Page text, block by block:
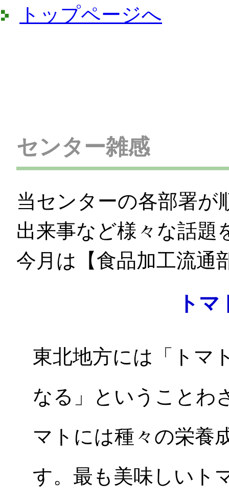
トップページへ
センター雑感
当センターの各部署が
出来事など様々な話題
今月は【食品加工流通
ト
東北地方には「トマ
なる」ということわ
マトには種々の栄養
す。最も美味しいト